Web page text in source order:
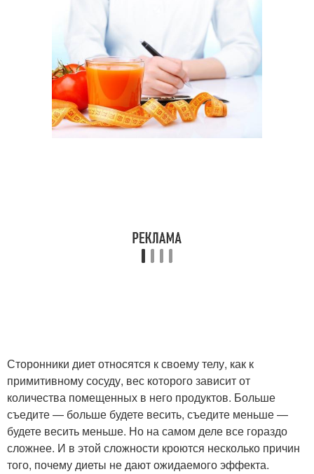
Сторонники диет относятся к своему телу, как к
примитивному сосуду, вес которого зависит от
количества помещенных в него продуктов. Больше
съедите — больше будете весить, съедите меньше —
будете весить меньше. Но на самом деле все гораздо
сложнее. И в этой сложности кроются несколько причин
того, почему диеты не дают ожидаемого эффекта.